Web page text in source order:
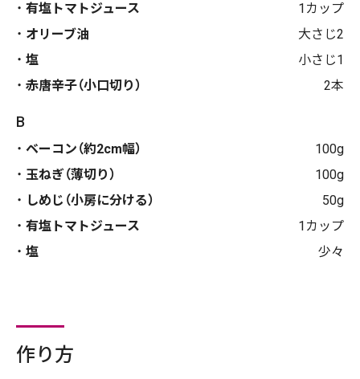
有塩トマトジュース
1カップ
オリーブ油
大さじ2
塩
小さじ1
赤唐辛子（小口切り）
2本
B
ベーコン（約2cm幅）
100g
玉ねぎ（薄切り）
100g
しめじ（小房に分ける）
50g
有塩トマトジュース
1カップ
塩
少々
作り方